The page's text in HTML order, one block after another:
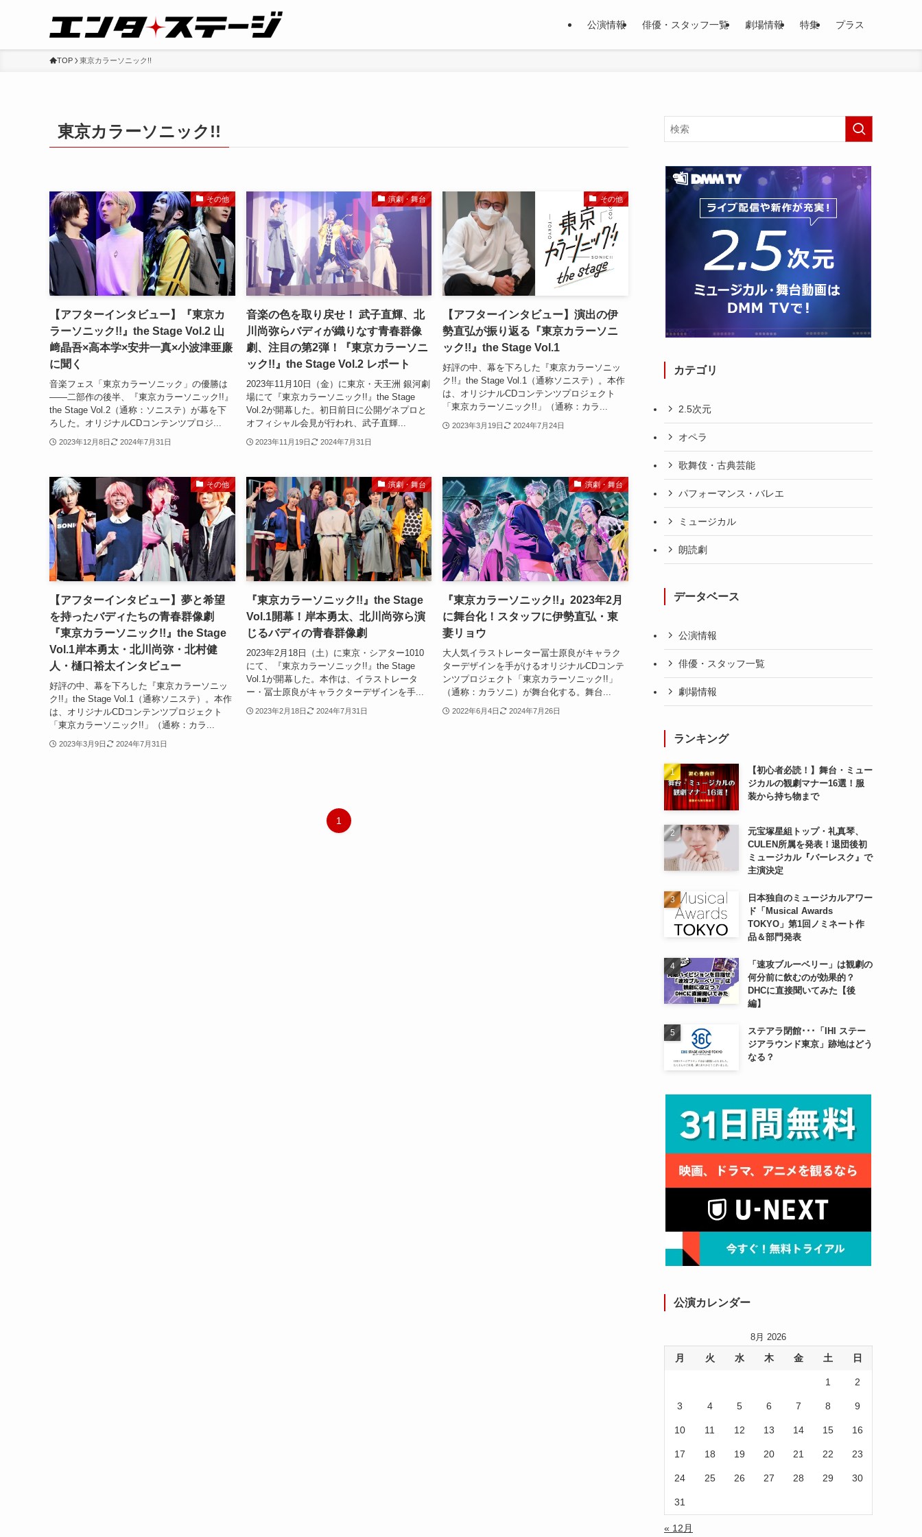
公演情報 俳優・スタッフ一覧 劇場情報 特集 プラス
TOP 東京カラーソニック!!
東京カラーソニック!!
その他
【アフターインタビュー】『東京カ
ラーソニック!!』the Stage Vol.2 山
﨑晶吾×高本学×安井一真×小波津亜廉
に聞く
音楽フェス「東京カラーソニック」の優勝は
――二部作の後半、『東京カラーソニック!!』
the Stage Vol.2（通称：ソニステ）が幕を下
ろした。オリジナルCDコンテンツプロジ...
2023年12月8日 2024年7月31日
演劇・舞台
音楽の色を取り戻せ！ 武子直輝、北
川尚弥らバディが織りなす青春群像
劇、注目の第2弾！『東京カラーソニ
ック!!』the Stage Vol.2 レポート
2023年11月10日（金）に東京・天王洲 銀河劇
場にて『東京カラーソニック!!』the Stage
Vol.2が開幕した。初日前日に公開ゲネプロと
オフィシャル会見が行われ、武子直輝...
2023年11月19日 2024年7月31日
その他
【アフターインタビュー】演出の伊
勢直弘が振り返る『東京カラーソニ
ック!!』the Stage Vol.1
好評の中、幕を下ろした『東京カラーソニッ
ク!!』the Stage Vol.1（通称ソニステ）。本作
は、オリジナルCDコンテンツプロジェクト
「東京カラーソニック!!」（通称：カラ...
2023年3月19日 2024年7月24日
その他
【アフターインタビュー】夢と希望
を持ったバディたちの青春群像劇
『東京カラーソニック!!』the Stage
Vol.1岸本勇太・北川尚弥・北村健
人・樋口裕太インタビュー
好評の中、幕を下ろした『東京カラーソニッ
ク!!』the Stage Vol.1（通称ソニステ）。本作
は、オリジナルCDコンテンツプロジェクト
「東京カラーソニック!!」（通称：カラ...
2023年3月9日 2024年7月31日
演劇・舞台
『東京カラーソニック!!』the Stage
Vol.1開幕！岸本勇太、北川尚弥ら演
じるバディの青春群像劇
2023年2月18日（土）に東京・シアター1010
にて、『東京カラーソニック!!』the Stage
Vol.1が開幕した。本作は、イラストレータ
ー・冨士原良がキャラクターデザインを手...
2023年2月18日 2024年7月31日
演劇・舞台
『東京カラーソニック!!』2023年2月
に舞台化！スタッフに伊勢直弘・東
妻リョウ
大人気イラストレーター冨士原良がキャラク
ターデザインを手がけるオリジナルCDコンテ
ンツプロジェクト「東京カラーソニック!!」
（通称：カラソニ）が舞台化する。舞台...
2022年6月4日 2024年7月26日
1
カテゴリ
2.5次元
オペラ
歌舞伎・古典芸能
パフォーマンス・バレエ
ミュージカル
朗読劇
データベース
公演情報
俳優・スタッフ一覧
劇場情報
ランキング
【初心者必読！】舞台・ミュー
ジカルの観劇マナー16選！服
装から持ち物まで
元宝塚星組トップ・礼真琴、
CULEN所属を発表！退団後初
ミュージカル『バーレスク』で
主演決定
日本独自のミュージカルアワー
ド「Musical Awards
TOKYO」第1回ノミネート作
品＆部門発表
「速攻ブルーベリー」は観劇の
何分前に飲むのが効果的？
DHCに直接聞いてみた【後
編】
ステアラ閉館･･･「IHI ステー
ジアラウンド東京」跡地はどう
なる？
公演カレンダー
8月 2026
月 火 水 木 金 土 日
1 2
3 4 5 6 7 8 9
10 11 12 13 14 15 16
17 18 19 20 21 22 23
24 25 26 27 28 29 30
31
« 12月